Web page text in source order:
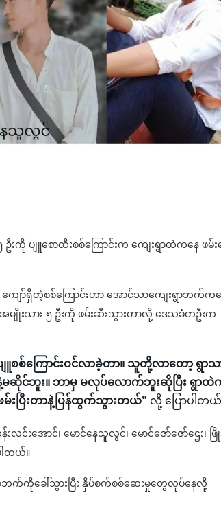
းကို ပျူစောထီးစစ်ကြောင်းက ကျေးရွာထဲကနေ ဖမ်းခ
ျော်ရှိတဲ့စစ်ကြောင်းဟာ အောင်သာကျေးရွာဘက်က
အမျိုးသား ၅ ဦးကို ဖမ်းဆီးသွားတာလို့ ဒေသခံတဦးက
စ်ကြောင်းဝင်လာခဲ့တာ။ သူတို့လာတော့ ရွာသ
ဘူး။ ဘာမှ မလုပ်လောက်ဘူးဆိုပြီး ရွာထဲက
းပြီးတာနဲ့ပြန်ထွက်သွားတယ်” လို့ ပြောပါတယ်
ောင်၊ မောင်နေသူလွင်၊ မောင်ဇော်ဇော်ဌေး၊ ဖြို
တယ်။
က်ကိုခေါ်သွားပြီး နှိပ်စက်စစ်ဆေးမှုတွေလုပ်နေလို့